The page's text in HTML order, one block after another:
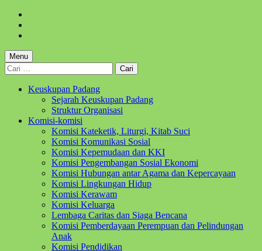
content
footer
Menu
Cari
untuk:
Keuskupan Padang
Sejarah Keuskupan Padang
Struktur Organisasi
Komisi-komisi
Komisi Kateketik, Liturgi, Kitab Suci
Komisi Komunikasi Sosial
Komisi Kepemudaan dan KKI
Komisi Pengembangan Sosial Ekonomi
Komisi Hubungan antar Agama dan Kepercayaan
Komisi Lingkungan Hidup
Komisi Kerawam
Komisi Keluarga
Lembaga Caritas dan Siaga Bencana
Komisi Pemberdayaan Perempuan dan Pelindungan
Anak
Komisi Pendidikan